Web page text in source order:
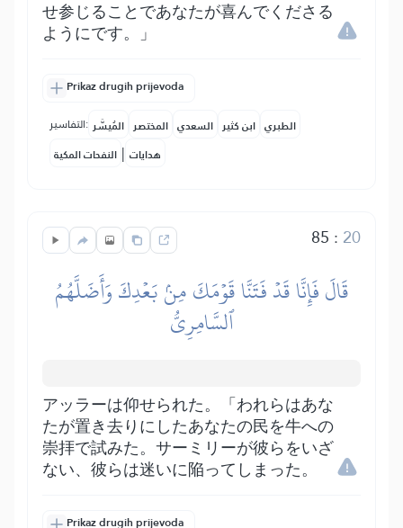
せ参じることであなたが喜んでくださる
ようにです。」
Prikaz drugih prijevoda
التفاسير: المُيسَّر المختصر السعدي ابن كثير الطبري
النفحات المكية | هدايات
85 : 20
قَالَ فَإِنَّا قَدۡ فَتَنَّا قَوۡمَكَ مِنۢ بَعۡدِكَ وَأَضَلَّهُمُ
ٱلسَّامِرِيُّ
アッラーは仰せられた。「われらはあな
たが置き去りにしたあなたの民を牛への
崇拝で試みた。サーミリーが彼らをいざ
ない、彼らは迷いに陥ってしまった。
Prikaz drugih prijevoda